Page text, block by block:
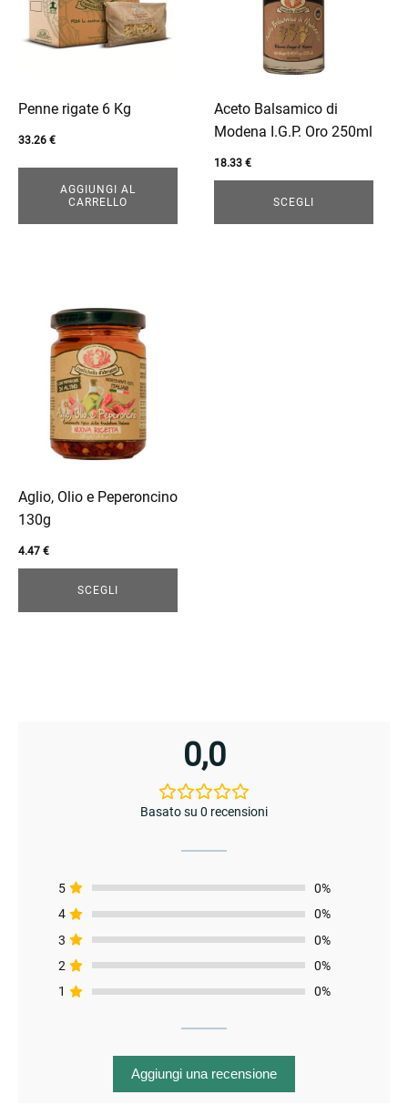
Penne rigate 6 Kg
33.26 €
AGGIUNGI AL
CARRELLO
Aceto Balsamico di
Modena I.G.P. Oro 250ml
18.33€
SCEGLI
essere
scelte
nella
pagina
prodotto
Aglio, Olio e Peperoncino
130g
4.47 €
SCEGLI
Questo
prodotto
varianti.
opzioni
essere
scelte
nella
pagina
prodotto
0,0
Basato su 0 recensioni
5
0%
4
0%
3
0%
2
0%
1
0%
Aggiungi una recensione